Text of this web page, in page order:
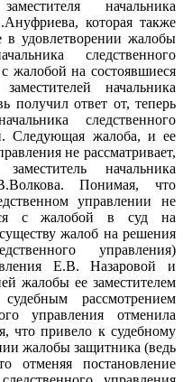
начальника
которая также
в удовлетворении жалобы
следственного
жалобой на состоявшиеся
начальника
получил ответ от, теперь
следственного
Следующая жалоба, и ее
не рассматривает,
начальника
Понимая, что
управлении не
с жалобой в суд на
жалоб на решения
управления)
Е.В. Назаровой и
жалобы ее заместителем
рассмотрением
управления отменила
что привело к судебному
жалобы защитника (ведь
отменяя постановление